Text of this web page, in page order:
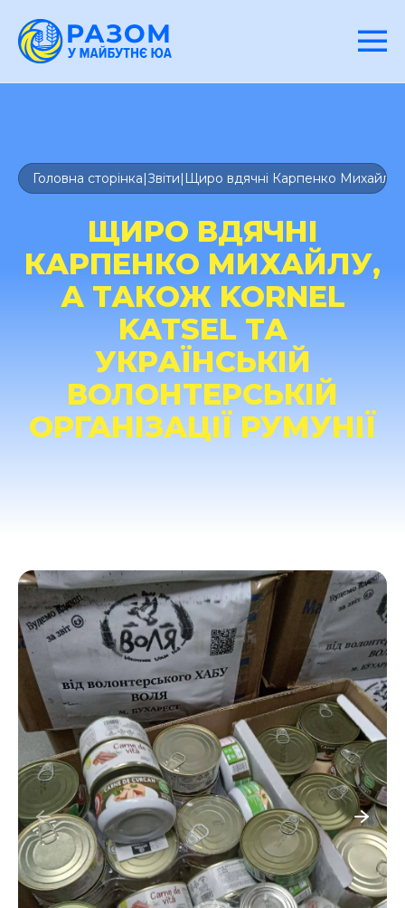
Головна сторінка|Звіти| Щиро вдячні Карпенко Михайлу, а
ЩИРО ВДЯЧНІ
КАРПЕНКО МИХАЙЛУ,
А ТАКОЖ KORNEL
KATSEL ТА
УКРАЇНСЬКІЙ
ВОЛОНТЕРСЬКІЙ
ОРГАНІЗАЦІЇ РУМУНІЇ